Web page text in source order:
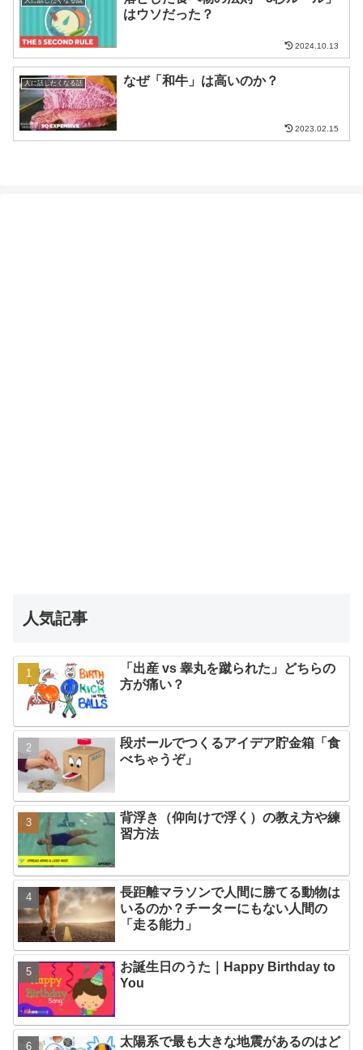
はウソだった？
2024.10.13
人に話したくなる話 なぜ「和牛」は高いのか？
2023.02.15
人気記事
「出産 vs 睾丸を蹴られた」どちらの
方が痛い？
段ボールでつくるアイデア貯金箱「食
べちゃうぞ」
背浮き（仰向けで浮く）の教え方や練
習方法
長距離マラソンで人間に勝てる動物は
いるのか？チーターにもない人間の
「走る能力」
お誕生日のうた｜Happy Birthday to
You
太陽系で最も大きな地震があるのはど